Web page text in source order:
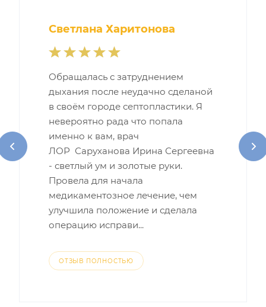
Светлана Харитонова
Обращалась с затруднением
дыхания после неудачно сделаной
в своём городе септопластики. Я
невероятно рада что попала
именно к вам, врач
ЛОР Саруханова Ирина Сергеевна
- светлый ум и золотые руки.
Провела для начала
медикаментозное лечение, чем
улучшила положение и сделала
операцию исправи...
ОТЗЫВ ПОЛНОСТЬЮ